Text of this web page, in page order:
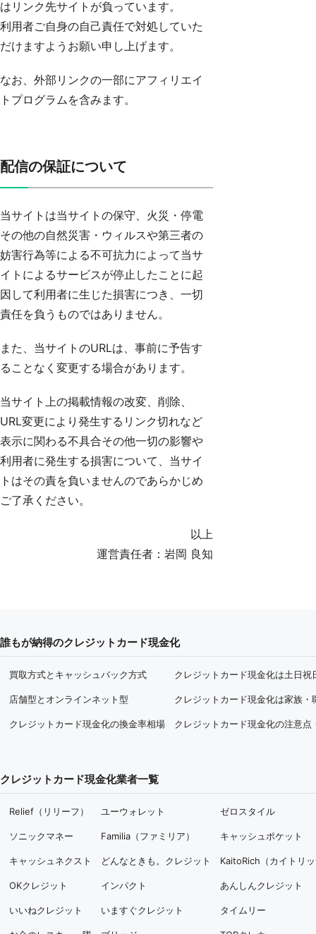
はリンク先サイトが負っています。
利用者ご自身の自己責任で対処していた
だけますようお願い申し上げます。
なお、外部リンクの一部にアフィリエイ
トプログラムを含みます。
配信の保証について
当サイトは当サイトの保守、火災・停電
その他の自然災害・ウィルスや第三者の
妨害行為等による不可抗力によって当サ
イトによるサービスが停止したことに起
因して利用者に生じた損害につき、一切
責任を負うものではありません。
また、当サイトのURLは、事前に予告す
ることなく変更する場合があります。
当サイト上の掲載情報の改変、削除、
URL変更により発生するリンク切れなど
表示に関わる不具合その他一切の影響や
利用者に発生する損害について、当サイ
トはその責を負いませんのであらかじめ
ご了承ください。
以上
運営責任者：岩岡 良知
誰もが納得のクレジットカード現金化
買取方式とキャッシュバック方式
店舗型とオンラインネット型
クレジットカード現金化の換金率相場
クレジットカード現金化は土日祝
クレジットカード現金化は家族・
クレジットカード現金化の注意点
クレジットカード現金化業者一覧
Relief（リリーフ）
ソニックマネー
キャッシュネクスト
OKクレジット
いいねクレジット
ユーウォレット
Familia（ファミリア）
どんなときも。クレジット
インパクト
いますぐクレジット
ゼロスタイル
キャッシュポケット
KaitoRich（カイトリ
あんしんクレジット
タイムリー